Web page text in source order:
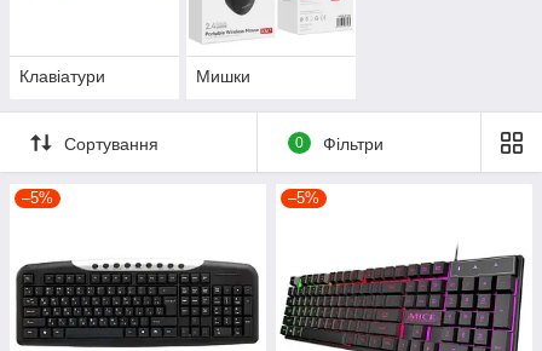
Клавіатури Мишки
Сортування 0 Фільтри
–5% –5%